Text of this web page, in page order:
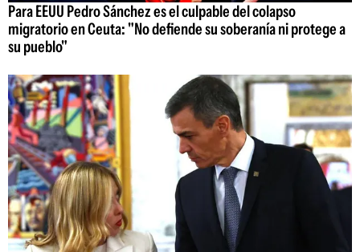
Para EEUU Pedro Sánchez es el culpable del colapso
migratorio en Ceuta: "No defiende su soberanía ni protege a
su pueblo"